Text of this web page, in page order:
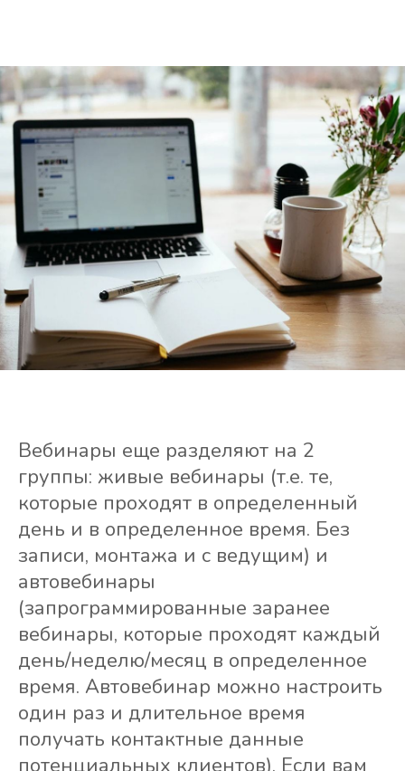
Вебинары еще разделяют на 2
группы: живые вебинары (т.е. те,
которые проходят в определенный
день и в определенное время. Без
записи, монтажа и с ведущим) и
автовебинары
(запрограммированные заранее
вебинары, которые проходят каждый
день/неделю/месяц в определенное
время. Автовебинар можно настроить
один раз и длительное время
получать контактные данные